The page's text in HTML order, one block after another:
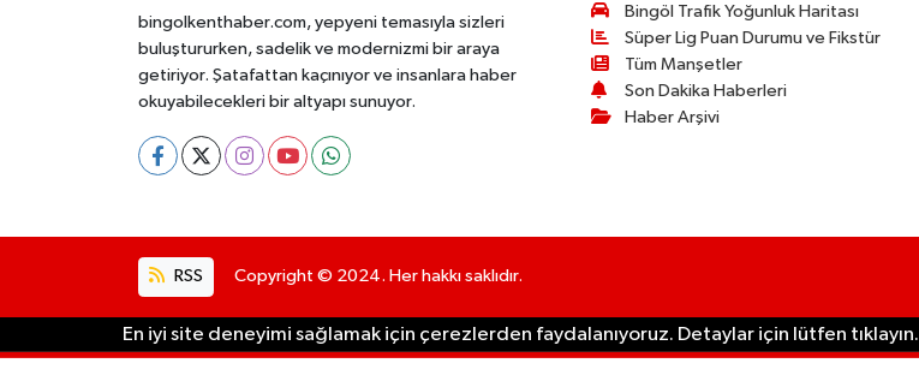
bingolkenthaber.com, yepyeni temasıyla sizleri
buluştururken, sadelik ve modernizmi bir araya
getiriyor. Şatafattan kaçınıyor ve insanlara haber
okuyabilecekleri bir altyapı sunuyor.
Bingöl Trafik Yoğunluk Haritası
Süper Lig Puan Durumu ve Fikstür
Tüm Manşetler
Son Dakika Haberleri
Haber Arşivi
RSS Copyright © 2024. Her hakkı saklıdır.
En iyi site deneyimi sağlamak için çerezlerden faydalanıyoruz. Detaylar için lütfen tıklayın.